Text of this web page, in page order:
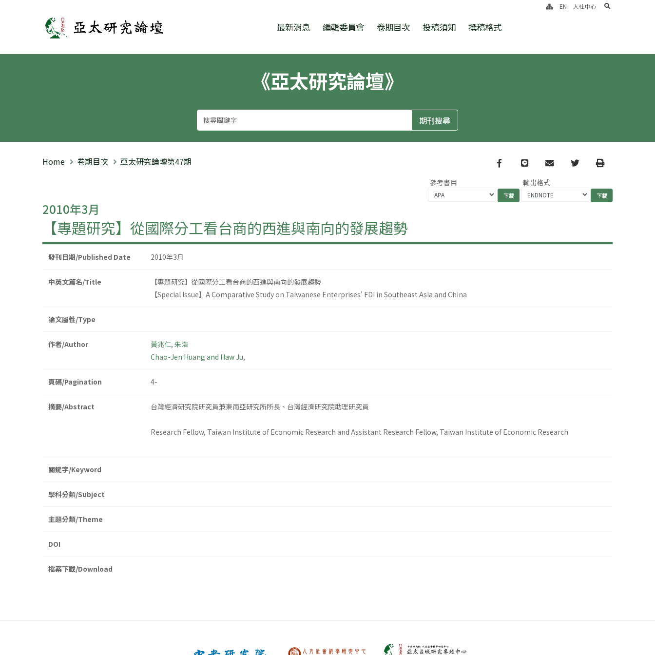
亞太研究論壇 最新消息 編輯委員會 卷期目次 投稿須知 撰稿格式
EN 人社中心 search
《亞太研究論壇》
Home 卷期目次 亞太研究論壇第47期 Facebook
line email TwitterPrint
參考書目 輸出格式
2010年3月
【專題研究】從國際分工看台商的西進與南向的發展趨勢
發刊日期/Published Date 2010年3月
中英文篇名/Title
【專題研究】從國際分工看台商的西進與南向的發展趨勢
【Special Issue】A Comparative Study on Taiwanese Enterprises' FDI in Southeast Asia and China
論文屬性/Type
作者/Author 黃兆仁, 朱浩
Chao-Jen Huang and Haw Ju,
頁碼/Pagination 4-
摘要/Abstract 台灣經濟研究院研究員兼東南亞研究所所長、台灣經濟研究院助理研究員
Research Fellow, Taiwan Institute of Economic Research and Assistant Research Fellow, Taiwan Institute of Economic Research
關鍵字/Keyword
學科分類/Subject
主題分類/Theme
DOI
檔案下載/Download